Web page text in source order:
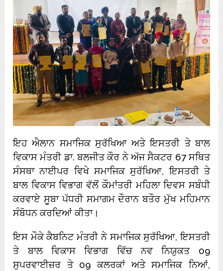
ਇਹ ਐਲਾਨ ਸਮਾਜਿਕ ਸੁਰੱਖਿਆ ਅਤੇ ਇਸਤਰੀ ਤੇ ਬਾਲ
ਵਿਕਾਸ ਮੰਤਰੀ ਡਾ. ਬਲਜੀਤ ਕੌਰ ਨੇ ਅੱਜ ਸੈਕਟਰ 67 ਸਥਿਤ
ਸੰਸਥਾ ਨਾਈਪਰ ਵਿਖੇ ਸਮਾਜਿਕ ਸੁਰੱਖਿਆ, ਇਸਤਰੀ ਤੇ
ਬਾਲ ਵਿਕਾਸ ਵਿਭਾਗ ਵੱਲੋਂ ਕੌਮਾਂਤਰੀ ਮਹਿਲਾ ਦਿਵਸ ਸਬੰਧੀ
ਕਰਵਾਏ ਸੂਬਾ ਪੱਧਰੀ ਸਮਾਗਮ ਦੌਰਾਨ ਬਤੌਰ ਮੁੱਖ ਮਹਿਮਾਨ
ਸੰਬੋਧਨ ਕਰਦਿਆਂ ਕੀਤਾ।
ਇਸ ਮੌਕੇ ਕੈਬਨਿਟ ਮੰਤਰੀ ਨੇ ਸਮਾਜਿਕ ਸੁਰੱਖਿਆ, ਇਸਤਰੀ
ਤੇ ਬਾਲ ਵਿਕਾਸ ਵਿਭਾਗ ਵਿੱਚ ਨਵ ਨਿਯੁਕਤ 09
ਸੁਪਰਵਾਈਜ਼ਰ ਤੇ 09 ਕਲਰਕਾਂ ਅਤੇ ਸਮਾਜਿਕ ਨਿਆਂ,